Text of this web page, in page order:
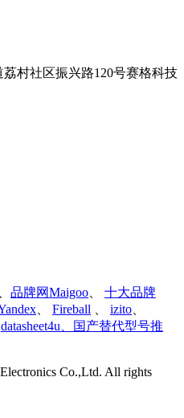
村社区振兴路120号赛格科技
品牌网Maigoo
十大品牌
Fireball izito
datasheet4u、国产替代型号推
Co.,Ltd. All rights